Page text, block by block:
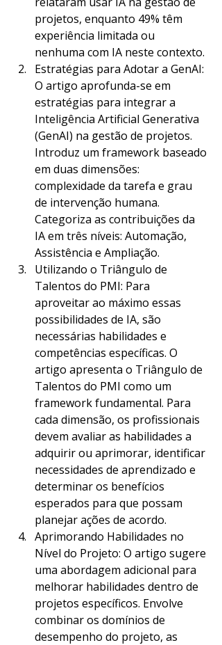
projetos, enquanto 49% têm
experiência limitada ou
nenhuma com IA neste contexto.
Estratégias para Adotar a GenAI:
O artigo aprofunda-se em
estratégias para integrar a
Inteligência Artificial Generativa
(GenAI) na gestão de projetos.
Introduz um framework baseado
em duas dimensões:
complexidade da tarefa e grau
de intervenção humana.
Categoriza as contribuições da
IA em três níveis: Automação,
Assistência e Ampliação.
Utilizando o Triângulo de
Talentos do PMI: Para
aproveitar ao máximo essas
possibilidades de IA, são
necessárias habilidades e
competências específicas. O
artigo apresenta o Triângulo de
Talentos do PMI como um
framework fundamental. Para
cada dimensão, os profissionais
devem avaliar as habilidades a
adquirir ou aprimorar, identificar
necessidades de aprendizado e
determinar os benefícios
esperados para que possam
planejar ações de acordo.
Aprimorando Habilidades no
Nível do Projeto: O artigo sugere
uma abordagem adicional para
melhorar habilidades dentro de
projetos específicos. Envolve
combinar os domínios de
desempenho do projeto, as